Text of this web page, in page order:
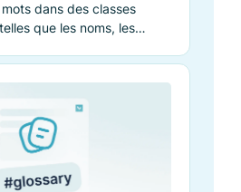
dans des classes
que les noms, les